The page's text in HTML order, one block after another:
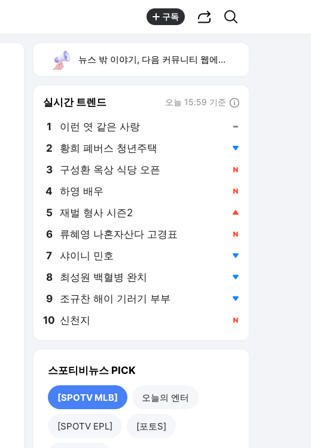
구독
뉴스 밖 이야기, 다음 커뮤니티 웹에서 보기
실시간 트렌드 오늘 15:59 기준
1 이런 엿 같은 사랑
2 황희 폐버스 청년주택
3 구성환 옥상 식당 오픈
4 하영 배우
5 재벌 형사 시즌2
6 류혜영 나혼자산다 고경표
7 샤이니 민호
8 최성원 백혈병 완치
9 조규찬 해이 기러기 부부
10 신천지
스포티비뉴스 PICK
[SPOTV MLB] 오늘의 엔터
[SPOTV EPL] [포토S]